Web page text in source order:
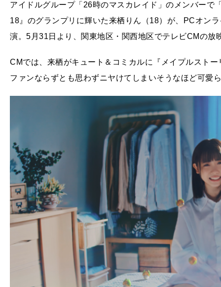
アイドルグループ「26時のマスカレイド」のメンバーで
18』のグランプリに輝いた来栖りん（18）が、PCオン
演。5月31日より、関東地区・関西地区でテレビCMの放
CMでは、来栖がキュート＆コミカルに『メイプルスト
ファンならずとも思わずニヤけてしまいそうなほど可愛